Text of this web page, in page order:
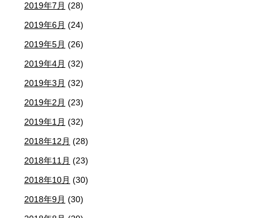
2019年7月 (28)
2019年6月 (24)
2019年5月 (26)
2019年4月 (32)
2019年3月 (32)
2019年2月 (23)
2019年1月 (32)
2018年12月 (28)
2018年11月 (23)
2018年10月 (30)
2018年9月 (30)